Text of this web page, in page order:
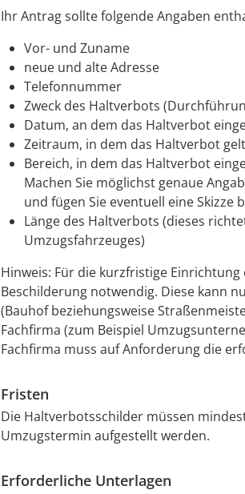
Ihr Antrag sollte folgende Angaben
Vor- und Zuname
neue und alte Adresse
Telefonnummer
Zweck des Haltverbots
Datum, an dem das Haltverbot
Zeitraum, in dem das Haltverbot
Bereich, in dem das Haltverbot
Machen Sie möglichst genaue
und fügen Sie eventuell eine Skizze
Länge des Haltverbots (dieses
Umzugsfahrzeuges)
Hinweis: Für die kurzfristige
Beschilderung notwendig. Diese kann
(Bauhof beziehungsweise
Fachfirma (zum Beispiel
Fachfirma muss auf Anforderung die
Fristen
Die Haltverbotsschilder müssen
Umzugstermin aufgestellt werden.
Erforderliche Unterlagen